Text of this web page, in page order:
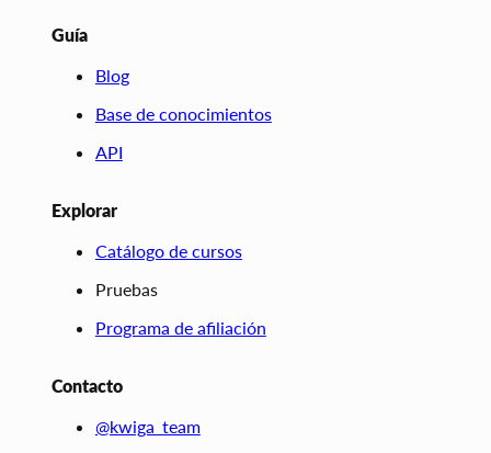
Guía
Blog
Base de conocimientos
API
Explorar
Catálogo de cursos
Pruebas
Programa de afiliación
Contacto
@kwiga_team